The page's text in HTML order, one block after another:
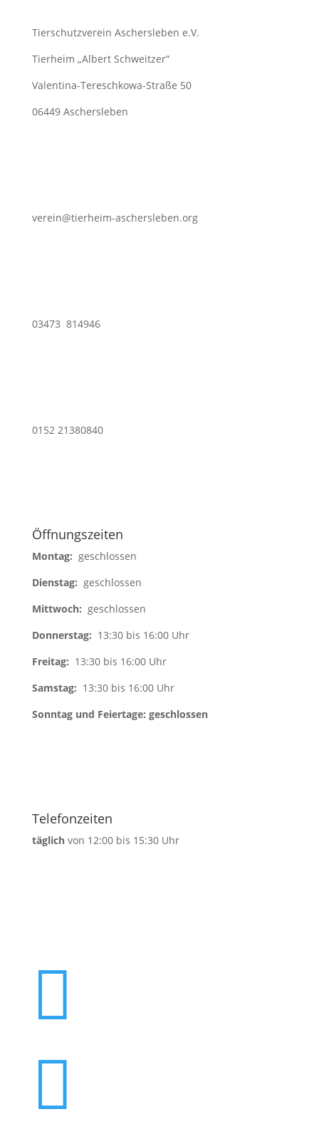
Tierschutzverein Aschersleben e.V.
Tierheim „Albert Schweitzer“
Valentina-Tereschkowa-Straße 50
06449 Aschersleben
verein@tierheim-aschersleben.org
03473 814946
0152 21380840
Öffnungszeiten
Montag: geschlossen
Dienstag: geschlossen
Mittwoch: geschlossen
Donnerstag: 13:30 bis 16:00 Uhr
Freitag: 13:30 bis 16:00 Uhr
Samstag: 13:30 bis 16:00 Uhr
Sonntag und Feiertage: geschlossen
Telefonzeiten
täglichvon 12:00 bis 15:30 Uhr

